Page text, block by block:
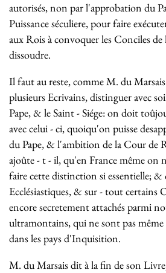
autorisés, non par l'approbation du
Puissance séculiere, pour faire
aux Rois à convoquer les Conciles
dissoudre.
Il faut au reste, comme M. du
plusieurs Ecrivains, distinguer avec
Pape, & le Saint - Siége: on doit
avec celui - ci, quoiqu'on puisse
du Pape, & l'ambition de la Cour de
ajoûte - t - il, qu'en France même on
faire cette distinction si essentielle; &
Ecclésiastiques, & sur - tout certains
encore secretement attachés parmi
ultramontains, qui ne sont pas même
dans les pays d'Inquisition.
M. du Marsais dit à la fin de son